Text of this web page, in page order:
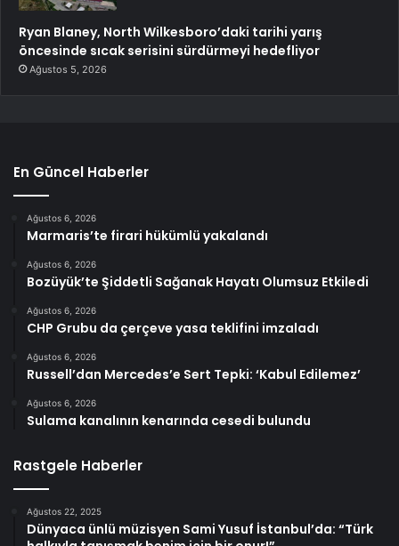
Ryan Blaney, North Wilkesboro’daki tarihi yarış
öncesinde sıcak serisini sürdürmeyi hedefliyor
Ağustos 5, 2026
En Güncel Haberler
Ağustos 6, 2026
Marmaris’te firari hükümlü yakalandı
Ağustos 6, 2026
Bozüyük’te Şiddetli Sağanak Hayatı Olumsuz Etkiledi
Ağustos 6, 2026
CHP Grubu da çerçeve yasa teklifini imzaladı
Ağustos 6, 2026
Russell’dan Mercedes’e Sert Tepki: ‘Kabul Edilemez’
Ağustos 6, 2026
Sulama kanalının kenarında cesedi bulundu
Rastgele Haberler
Ağustos 22, 2025
Dünyaca ünlü müzisyen Sami Yusuf İstanbul’da: “Türk